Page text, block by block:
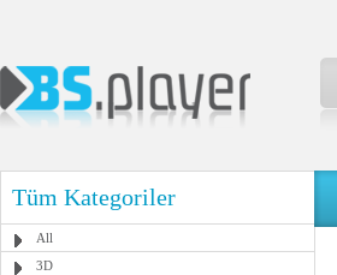
Tüm Kategoriler
All
3D